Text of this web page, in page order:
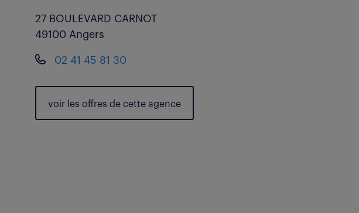
27 BOULEVARD CARNOT
49100 Angers
02 41 45 81 30
voir les offres de cette agence